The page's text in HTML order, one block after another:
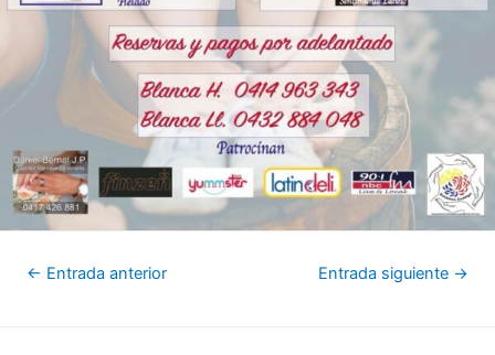
← Entrada anterior Entrada siguiente →